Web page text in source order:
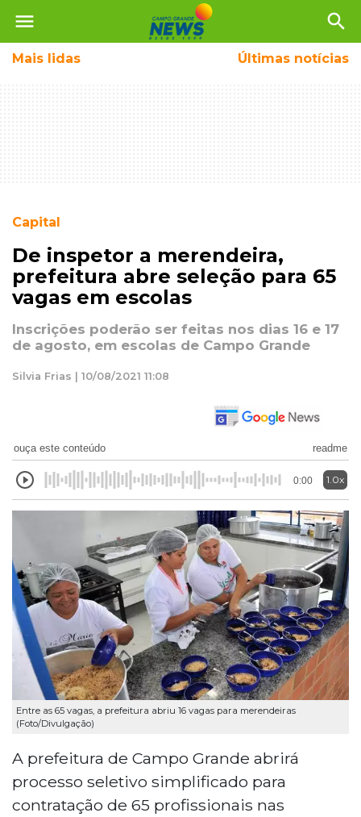
menu search
Mais lidas Últimas notícias
Capital
De inspetor a merendeira,
prefeitura abre seleção para 65
vagas em escolas
Inscrições poderão ser feitas nos dias 16 e 17
de agosto, em escolas de Campo Grande
Silvia Frias | 10/08/2021 11:08
ouça este conteúdo readme
0:00 1.0x
Entre as 65 vagas, a prefeitura abriu 16 vagas para merendeiras
(Foto/Divulgação)
A prefeitura de Campo Grande abrirá
processo seletivo simplificado para
contratação de 65 profissionais nas